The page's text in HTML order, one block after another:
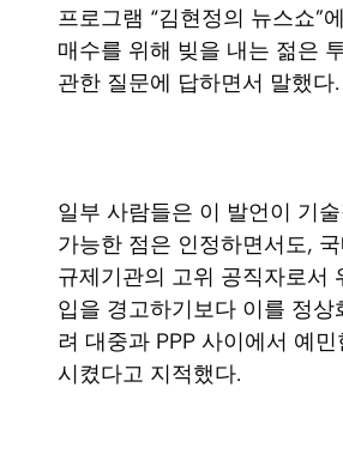
프로그램 “김현정의 뉴스쇼”
매수를 위해 빚을 내는 젊은
관한 질문에 답하면서 말했다.
일부 사람들은 이 발언이 기
가능한 점은 인정하면서도,
규제기관의 고위 공직자로서
입을 경고하기보다 이를 정상
려 대중과 PPP 사이에서 예
시켰다고 지적했다.